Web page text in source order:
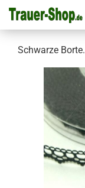
Schwarze